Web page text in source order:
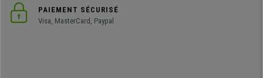
PAIEMENT SÉCURISÉ
Visa, MasterCard, Paypal